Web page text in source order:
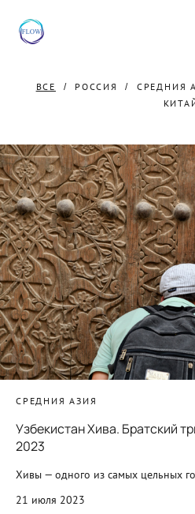
ВСЕ РОССИЯ СРЕДНИЯ
СРЕДНИЯ АЗИЯ
Узбекистан Хива. Братский
2023
Хивы — одного из самых цельных
21 июля 2023